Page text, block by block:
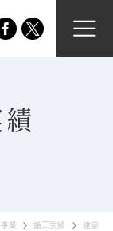
業 施工実績 建築